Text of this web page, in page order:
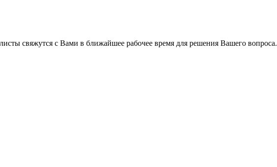
свяжутся с Вами в ближайшее рабочее время для решения Вашего вопроса.